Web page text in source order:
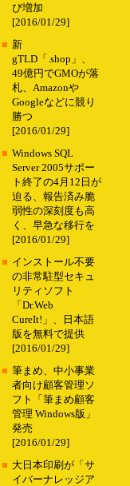
び増加
[2016/01/29]
■ 新
gTLD「.shop」、
49億円でGMOが落
札、Amazonや
Googleなどに競り
勝つ
[2016/01/29]
■ Windows SQL
Server 2005サポー
ト終了の4月12日が
迫る、報告済み脆
弱性の深刻度も高
く、早急な移行を
[2016/01/29]
■ インストール不要
の非常駐型セキュ
リティソフト
「Dr.Web
CureIt!」、日本語
版を無料で提供
[2016/01/29]
■ 筆まめ、中小事業
者向け顧客管理ソ
フト「筆まめ顧客
管理 Windows版」
発売
[2016/01/29]
■ 大日本印刷が「サ
イバーナレッジア